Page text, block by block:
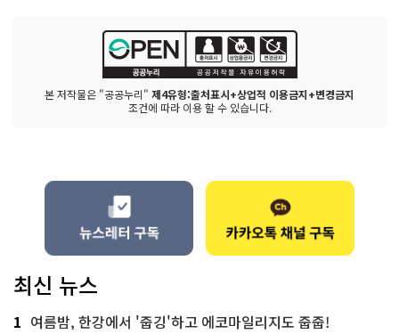
본 저작물은 "공공누리" 제4유형:출처표시+상업적 이용금지+변경금지
조건에 따라 이용 할 수 있습니다.
최신 뉴스
1 여름밤, 한강에서 '줍깅'하고 에코마일리지도 줍줍!